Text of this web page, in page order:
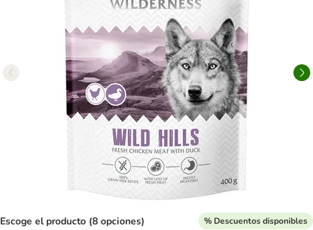
Escoge el producto (8 opciones) % Descuentos disponibles